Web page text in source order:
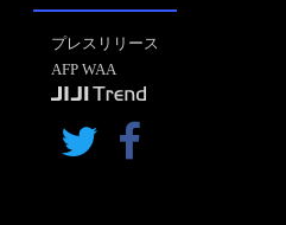
プレスリリース
AFP WAA